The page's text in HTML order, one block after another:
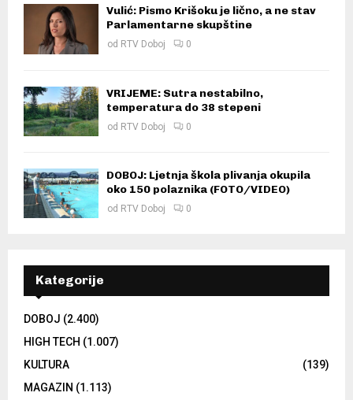
Vulić: Pismo Krišoku je lično, a ne stav
Parlamentarne skupštine
od RTV Doboj 0
VRIJEME: Sutra nestabilno,
temperatura do 38 stepeni
od RTV Doboj 0
DOBOJ: Ljetnja škola plivanja okupila
oko 150 polaznika (FOTO/VIDEO)
od RTV Doboj 0
Kategorije
DOBOJ (2.400)
HIGH TECH (1.007)
KULTURA
(139)
MAGAZIN (1.113)